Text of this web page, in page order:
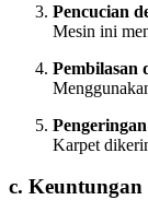
Pencucian
Mesin ini
Pembilasan
Karpet
c.